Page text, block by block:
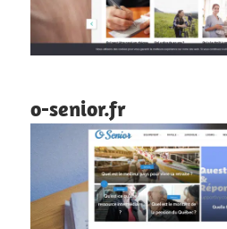
o-senior.fr